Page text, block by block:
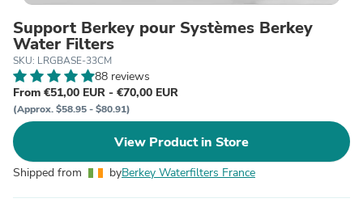
Support Berkey pour Systèmes Berkey
Water Filters
SKU: LRGBASE-33CM
88 reviews
From €51,00 EUR - €70,00 EUR
(Approx. $58.95 - $80.91)
View Product in Store
Shipped from byBerkey Waterfilters France